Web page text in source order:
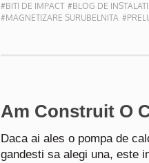
#BITI DE IMPACT #BLOG DE INSTALATII
#MAGNETIZARE SURUBELNITA
Am Construit O
Daca ai ales o pompa de
gandesti sa alegi una, este